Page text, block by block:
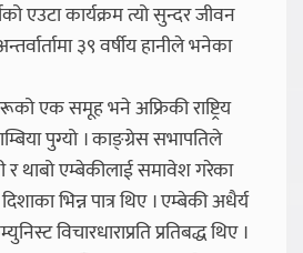
एउटा कार्यक्रम त्यो सुन्दर जीवन
३९ वर्षीय हानीले भनेका
एक समूह भने अफ्रिकी राष्ट्रिय
पुग्यो । काङ्ग्रेस सभापतिले
र थाबो एम्बेकीलाई समावेश गरेका
भिन्न पात्र थिए । एम्बेकी अधैर्य
विचारधाराप्रति प्रतिबद्ध थिए ।